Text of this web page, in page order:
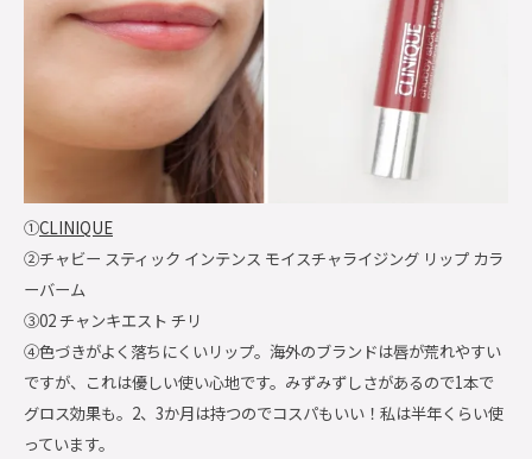
①CLINIQUE
②チャビー スティック インテンス モイスチャライジング リップ カラ
ーバーム
③02 チャンキエスト チリ
④色づきがよく落ちにくいリップ。海外のブランドは唇が荒れやすい
ですが、これは優しい使い心地です。みずみずしさがあるので1本で
グロス効果も。2、3か月は持つのでコスパもいい！私は半年くらい使
っています。